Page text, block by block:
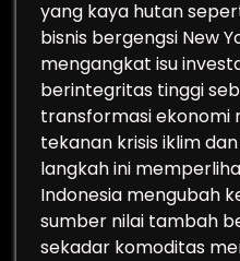
yang kaya hutan
bisnis bergengsi New
mengangkat isu
berintegritas tinggi
transformasi ekonomi
tekanan krisis iklim
langkah ini
Indonesia mengubah
sumber nilai tambah
sekadar komoditas